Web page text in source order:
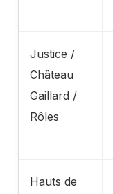
Justice /
Château
Gaillard /
Rôles
Hauts de